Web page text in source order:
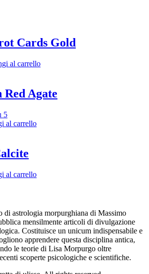
Cards Gold
al carrello
Red Agate
5
al carrello
al carrello
di astrologia morpurghiana di Massimo
mensilmente articoli di divulgazione
Costituisce un unicum indispensabile e
apprendere questa disciplina antica,
le teorie di Lisa Morpurgo oltre
scoperte psicologiche e scientifiche.